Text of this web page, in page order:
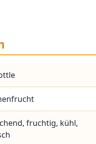
fruchtig, kühl,